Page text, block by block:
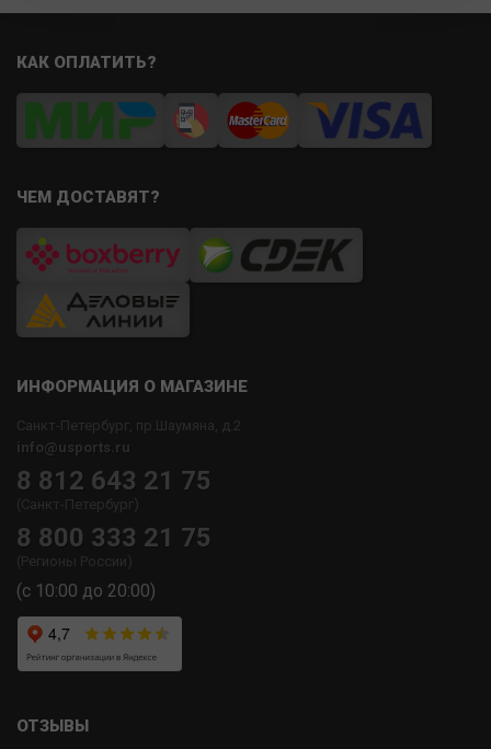
КАК ОПЛАТИТЬ?
ЧЕМ ДОСТАВЯТ?
ИНФОРМАЦИЯ О МАГАЗИНЕ
Санкт-Петербург, пр.Шаумяна, д.2
info@usports.ru
8 812 643 21 75
(Санкт-Петербург)
8 800 333 21 75
(Регионы России)
(с 10:00 до 20:00)
ОТЗЫВЫ